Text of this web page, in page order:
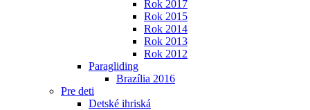
Rok 2017
Rok 2015
Rok 2014
Rok 2013
Rok 2012
Paragliding
Brazília 2016
Pre deti
Detské ihriská